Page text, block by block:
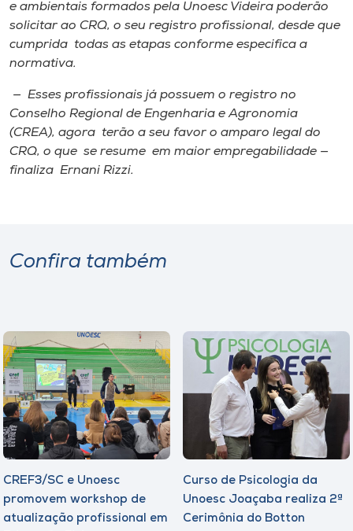
e ambientais formados pela Unoesc Videira poderão
solicitar ao CRQ, o seu registro profissional, desde que
cumprida todas as etapas conforme especifica a
normativa.
— Esses profissionais já possuem o registro no
Conselho Regional de Engenharia e Agronomia
(CREA), agora terão a seu favor o amparo legal do
CRQ, o que se resume em maior empregabilidade —
finaliza Ernani Rizzi.
Confira também
CREF3/SC e Unoesc
promovem workshop de
atualização profissional em
Curso de Psicologia da
Unoesc Joaçaba realiza 2ª
Cerimônia do Botton